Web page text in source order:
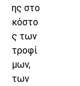
ης στο
κόστο
ς των
τροφί
μων,
των